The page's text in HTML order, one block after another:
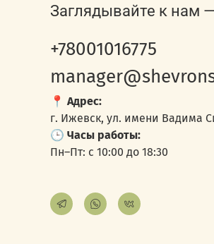
Заглядывайте к нам
+78001016775
📍 Адрес:
г. Ижевск, ул. имени Вадима
🕒 Часы работы:
Пн–Пт: с 10:00 до 18:30